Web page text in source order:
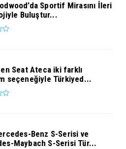
Sportif Mirasını İleri
Buluştur...
Seat Ateca iki farklı
seçeneğiyle Türkiyed...
Benz S-Serisi ve
Maybach S-Serisi Tür...